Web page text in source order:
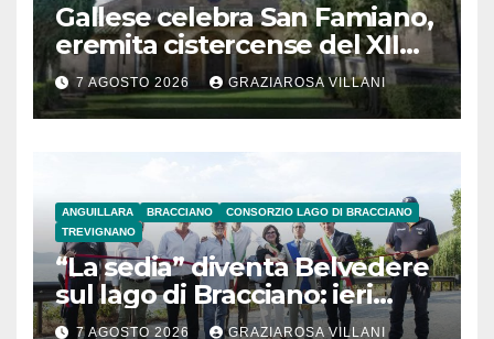
Gallese celebra San Famiano,
eremita cistercense del XII
secolo
7 AGOSTO 2026 GRAZIAROSA VILLANI
ANGUILLARA BRACCIANO
CONSORZIO LAGO DI BRACCIANO
TREVIGNANO
“La sedia” diventa Belvedere
sul lago di Bracciano: ieri
l’inaugurazione
7 AGOSTO 2026 GRAZIAROSA VILLANI